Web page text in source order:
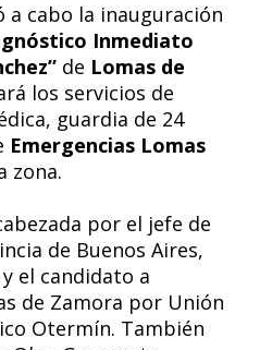
a cabo la inauguración
Inmediato
de Lomas de
los servicios de
guardia de 24
Emergencias Lomas
zona.
por el jefe de
de Buenos Aires,
el candidato a
de Zamora por Unión
Otermín. También